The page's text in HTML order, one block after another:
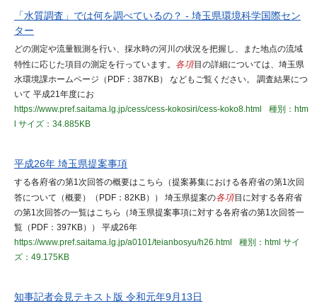
「水質調査」では何を調べているの？ - 埼玉県環境科学国際セン
ター
どの測定や流量観測を行い、採水時の河川の状況を把握し、また地点の流域
特性に応じた項目の測定を行っています。 各項目の詳細については、埼玉県
水環境課ホームページ（PDF：387KB） などもご覧ください。 調査結果につ
いて 平成21年度にお
https://www.pref.saitama.lg.jp/cess/cess-kokosiri/cess-koko8.html
種別：htm
サイズ：34.885KB
平成26年 埼玉県提案事項
する各府省の第1次回答の概要はこちら（提案募集における各府省の第1次回
答について（概要）（PDF：82KB）） 埼玉県提案の各項目に対する各府省
の第1次回答の一覧はこちら（埼玉県提案事項に対する各府省の第1次回答一
覧（PDF：397KB）） 平成26年
https://www.pref.saitama.lg.jp/a0101/teianbosyu/h26.html
種別：html サイ
ズ：49.175KB
知事記者会見テキスト版 令和元年9月13日